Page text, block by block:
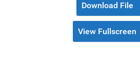
Download File
View Fullscreen